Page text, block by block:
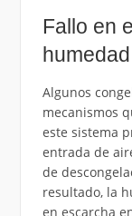
Fallo en
humedad
Algunos
mecanismos
este sistema
entrada de
de
resultado, la
en escarcha